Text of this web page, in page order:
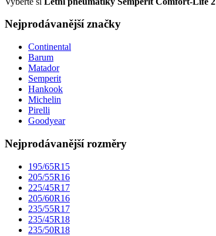
Nejprodávanější značky
Continental
Barum
Matador
Semperit
Hankook
Michelin
Pirelli
Goodyear
Nejprodávanější rozměry
195/65R15
205/55R16
225/45R17
205/60R16
235/55R17
235/45R18
235/50R18